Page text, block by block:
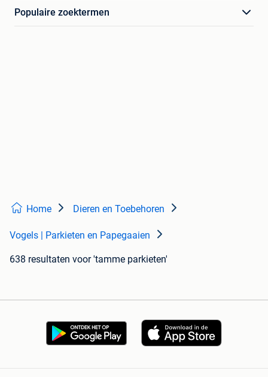
Populaire zoektermen
Home Dieren en Toebehoren
Vogels | Parkieten en Papegaaien
638 resultaten voor 'tamme parkieten'